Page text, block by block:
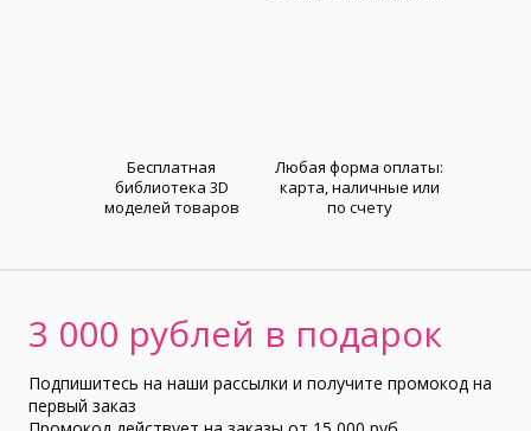
Бесплатная
библиотека 3D
моделей товаров
Любая форма оплаты:
карта, наличные или
по счету
3 000 рублей в подарок
Подпишитесь на наши рассылки и получите промокод на
первый заказ